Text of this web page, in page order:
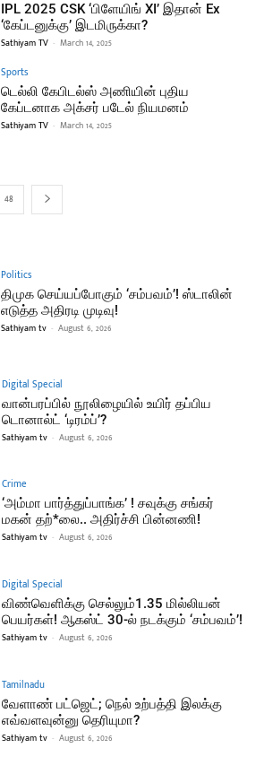
IPL 2025 CSK ‘பிளேயிங் XI’ இதான் Ex
‘கேப்டனுக்கு’ இடமிருக்கா?
Sathiyam TV - March 14, 2025
Sports
டெல்லி கேபிடல்ஸ் அணியின் புதிய
கேப்டனாக அக்சர் படேல் நியமனம்
Sathiyam TV - March 14, 2025
48
Politics
திமுக செய்யப்போகும் ‘சம்பவம்’! ஸ்டாலின்
எடுத்த அதிரடி முடிவு!
Sathiyam tv - August 6, 2026
Digital Special
வான்பரப்பில் நூலிழையில் உயிர் தப்பிய
டொனால்ட் ‘டிரம்ப்’?
Sathiyam tv - August 6, 2026
Crime
‘அம்மா பார்த்துப்பாங்க’ ! சவுக்கு சங்கர்
மகன் தற்*லை.. அதிர்ச்சி பின்னணி!
Sathiyam tv - August 6, 2026
Digital Special
விண்வெளிக்கு செல்லும்1.35 மில்லியன்
பெயர்கள்! ஆகஸ்ட் 30-ல் நடக்கும் ‘சம்பவம்’!
Sathiyam tv - August 6, 2026
Tamilnadu
வேளாண் பட்ஜெட்; நெல் உற்பத்தி இலக்கு
எவ்வளவுன்னு தெரியுமா?
Sathiyam tv - August 6, 2026